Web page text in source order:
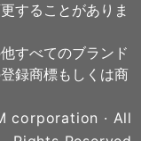
することがありま
すべてのブランド
録商標もしくは商
corporation · All